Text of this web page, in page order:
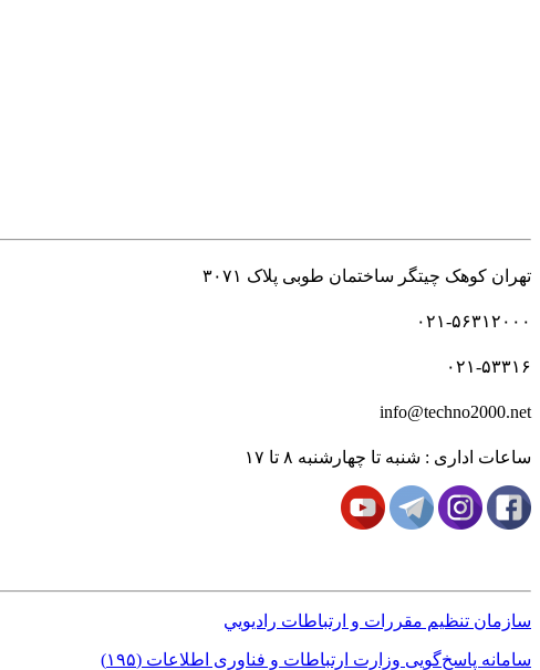
تهران کوهک چیتگر ساختمان طوبی پلاک ۳۰۷۱
۰۲۱-۵۶۳۱۲۰۰۰
۰۲۱-۵۳۳۱۶
info@techno2000.net
ساعات اداری : شنبه تا چهارشنبه ۸ تا ۱۷
سازمان تنظيم مقررات و ارتباطات راديويي
سامانه پاسخ‌گویی وزارت ارتباطات و فناوری اطلاعات (١٩۵)